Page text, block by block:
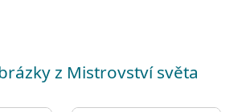
z Mistrovství světa